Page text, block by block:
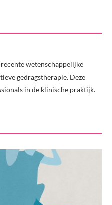
wetenschappelijke
gedragstherapie. Deze
in de klinische praktijk.